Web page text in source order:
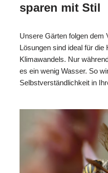
sparen mit Stil
Unsere Gärten folgen dem
Lösungen sind ideal für die
Klimawandels. Nur
es ein wenig Wasser. So
Selbstverständlichkeit in